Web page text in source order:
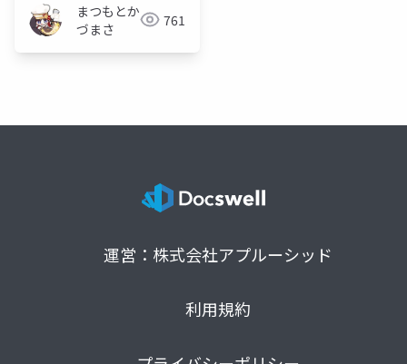
まつもとか
づまさ
761
運営：株式会社アプルーシッド
利用規約